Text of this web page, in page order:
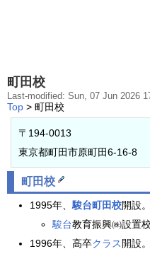
町田校
Last-modified: Sun, 07 Jun 2026
Top > 町田校
〒194-0013
東京都町田市原町田6-16-8
町田校
1995年、 駿台町田校開設。
駿台教育振興㈱設置校
1996年、高卒クラス開設。